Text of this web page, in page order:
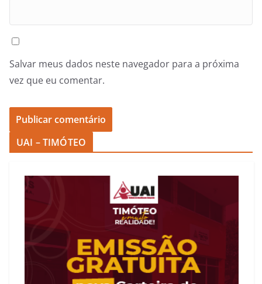
Salvar meus dados neste navegador para a próxima
vez que eu comentar.
UAI – TIMÓTEO